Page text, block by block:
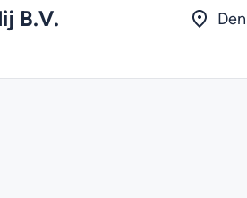
B.V.